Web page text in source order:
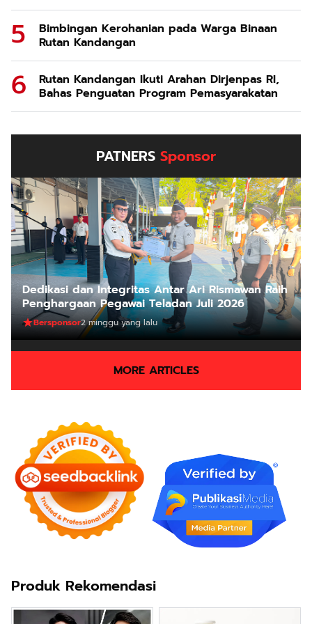
Bimbingan Kerohanian pada Warga Binaan
Rutan Kandangan
Rutan Kandangan Ikuti Arahan Dirjenpas RI,
Bahas Penguatan Program Pemasyarakatan
PATNERS Sponsor
Dedikasi dan Integritas Antar Ari Rismawan Raih
Penghargaan Pegawai Teladan Juli 2026
Bersponsor2 minggu yang lalu
MORE ARTICLES
Produk Rekomendasi